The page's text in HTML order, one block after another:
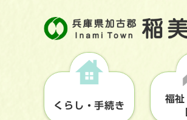
くらし・手続き
福祉